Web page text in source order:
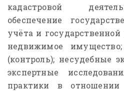
кадастровой
обеспечение
учёта и
недвижимое
(контроль); несудебные
экспертные
практики в отношении